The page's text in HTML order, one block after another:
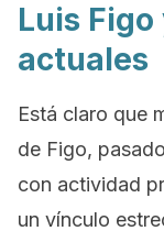
Luis
actuales
Está claro que
de Figo,
con actividad
un vínculo